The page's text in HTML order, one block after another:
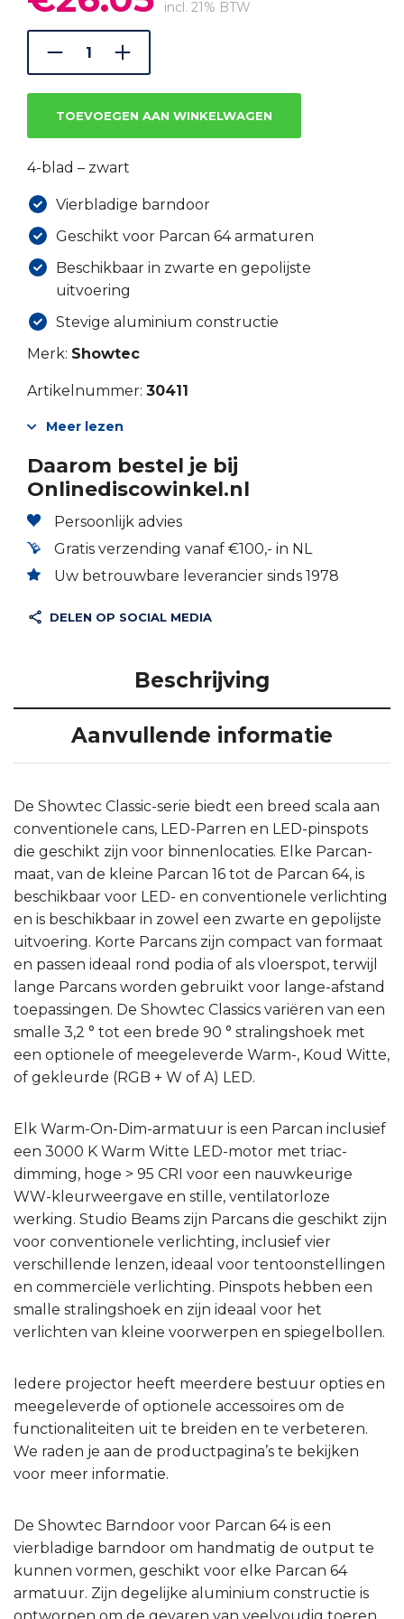
prijs
was:
€36.18.
prijs
incl. 21% BTW
TOEVOEGEN AAN WINKELWAGEN
4-blad – zwart
Vierbladige barndoor
Geschikt voor Parcan 64 armaturen
Beschikbaar in zwarte en gepolijste
uitvoering
Stevige aluminium constructie
Merk: Showtec
Artikelnummer: 30411
Meer lezen
Daarom bestel je bij
Onlinediscowinkel.nl
Persoonlijk advies
Gratis verzending vanaf €100,- in NL
Uw betrouwbare leverancier sinds 1978
DELEN OP SOCIAL MEDIA
Beschrijving
Aanvullende informatie
De Showtec Classic-serie biedt een breed scala aan
conventionele cans, LED-Parren en LED-pinspots
die geschikt zijn voor binnenlocaties. Elke Parcan-
maat, van de kleine Parcan 16 tot de Parcan 64, is
beschikbaar voor LED- en conventionele verlichting
en is beschikbaar in zowel een zwarte en gepolijste
uitvoering. Korte Parcans zijn compact van formaat
en passen ideaal rond podia of als vloerspot, terwijl
lange Parcans worden gebruikt voor lange-afstand
toepassingen. De Showtec Classics variëren van een
smalle 3,2 ° tot een brede 90 ° stralingshoek met
een optionele of meegeleverde Warm-, Koud Witte,
of gekleurde (RGB + W of A) LED.
Elk Warm-On-Dim-armatuur is een Parcan inclusief
een 3000 K Warm Witte LED-motor met triac-
dimming, hoge > 95 CRI voor een nauwkeurige
WW-kleurweergave en stille, ventilatorloze
werking. Studio Beams zijn Parcans die geschikt zijn
voor conventionele verlichting, inclusief vier
verschillende lenzen, ideaal voor tentoonstellingen
en commerciële verlichting. Pinspots hebben een
smalle stralingshoek en zijn ideaal voor het
verlichten van kleine voorwerpen en spiegelbollen.
Iedere projector heeft meerdere bestuur opties en
meegeleverde of optionele accessoires om de
functionaliteiten uit te breiden en te verbeteren.
We raden je aan de productpagina’s te bekijken
voor meer informatie.
De Showtec Barndoor voor Parcan 64 is een
vierbladige barndoor om handmatig de output te
kunnen vormen, geschikt voor elke Parcan 64
armatuur. Zijn degelijke aluminium constructie is